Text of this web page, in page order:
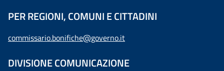
PER REGIONI, COMUNI E CITTADINI
commissario.bonifiche@governo.it
DIVISIONE COMUNICAZIONE